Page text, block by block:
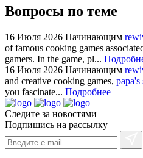
cheap
https://ylfactoryrolex.com/
hilarity
exceptional
method.
www.yvessaintlaurent.to
with
the
best
prices.
Вопросы по теме
16 Июля 2026 Начинающим
of famous cooking games
gamers. In the game, pl...
16 Июля 2026 Начинающим
and creative cooking games, papa's
you fascinate... Подробнее
Следите за новостями
Подпишись на рассылку